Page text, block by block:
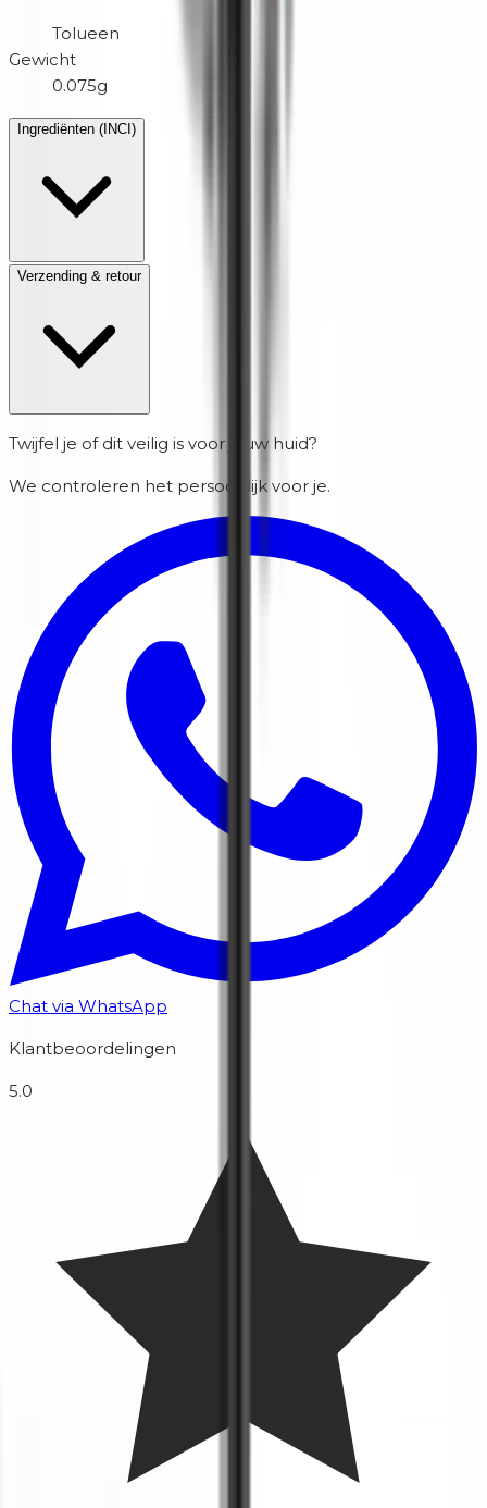
Tolueen
Gewicht
0.075g
Ingrediënten (INCI)
Verzending & retour
Twijfel je of dit veilig is voor jouw huid?
We controleren het persoonlijk voor je.
Chat via WhatsApp
Klantbeoordelingen
5.0